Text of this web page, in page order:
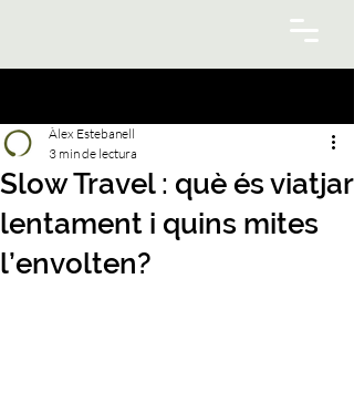
Slow Travel : què és viatjar
lentament i quins mites
l’envolten?
Àlex Estebanell
3 min de lectura